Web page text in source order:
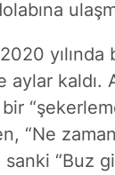
aylar
“Ne
“Buz